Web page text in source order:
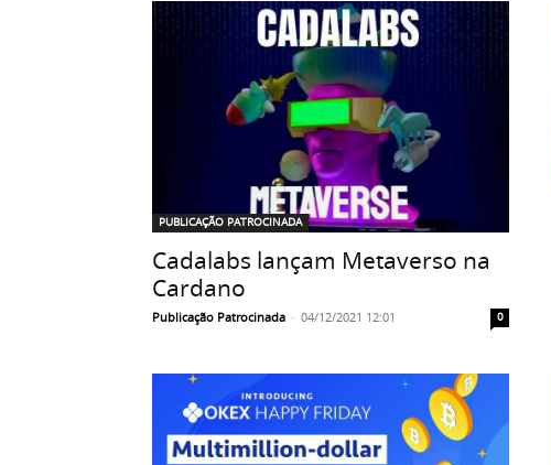
PUBLICAÇÃO PATROCINADA
Cadalabs lançam Metaverso na
Cardano
Publicação Patrocinada - 04/12/2021 12:01 0